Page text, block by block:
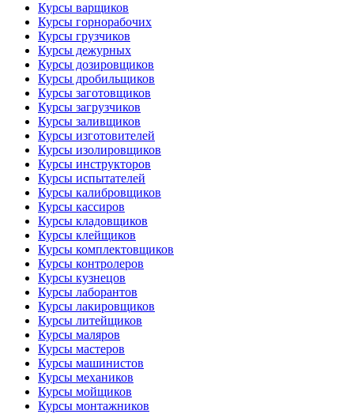
Курсы варщиков
Курсы горнорабочих
Курсы грузчиков
Курсы дежурных
Курсы дозировщиков
Курсы дробильщиков
Курсы заготовщиков
Курсы загрузчиков
Курсы заливщиков
Курсы изготовителей
Курсы изолировщиков
Курсы инструкторов
Курсы испытателей
Курсы калибровщиков
Курсы кассиров
Курсы кладовщиков
Курсы клейщиков
Курсы комплектовщиков
Курсы контролеров
Курсы кузнецов
Курсы лаборантов
Курсы лакировщиков
Курсы литейщиков
Курсы маляров
Курсы мастеров
Курсы машинистов
Курсы механиков
Курсы мойщиков
Курсы монтажников